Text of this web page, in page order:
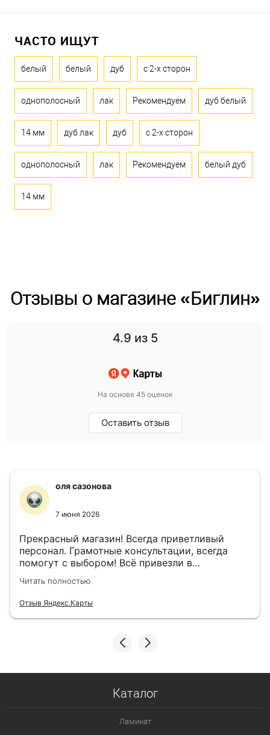
ЧАСТО ИЩУТ
белый белый дуб с 2-х сторон
однополосный лак Рекомендуем дуб белый
14 мм дуб лак дуб с 2-х сторон
однополосный лак Рекомендуем белый дуб
14 мм
Отзывы о магазине «Биглин»
4.9 из 5
На основе 45 оценок
Оставить отзыв
оля сазонова
7 июня 2026
Прекрасный магазин! Всегда приветливый
персонал. Грамотные консультации, всегда
помогут с выбором! Всё привезли в
назначенный день!
Читать полностью
Отзыв Яндекс.Карты
Каталог
Ламинат